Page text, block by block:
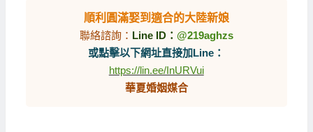
順利圓滿娶到適合的大陸新娘
聯絡諮詢： Line ID： @219aghzs
或點擊以下網址直接加Line：
https://lin.ee/InURVui
華夏婚姻媒合